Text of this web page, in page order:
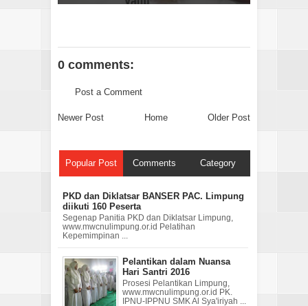
0 comments:
Post a Comment
Newer Post Older Post
Home
Popular Post Comments Category
PKD dan Diklatsar BANSER PAC. Limpung
diikuti 160 Peserta
Segenap Panitia PKD dan Diklatsar Limpung,
www.mwcnulimpung.or.id Pelatihan
Kepemimpinan ...
Pelantikan dalam Nuansa
Hari Santri 2016
Prosesi Pelantikan Limpung,
www.mwcnulimpung.or.id PK.
IPNU-IPPNU SMK Al Sya'iriyah ...